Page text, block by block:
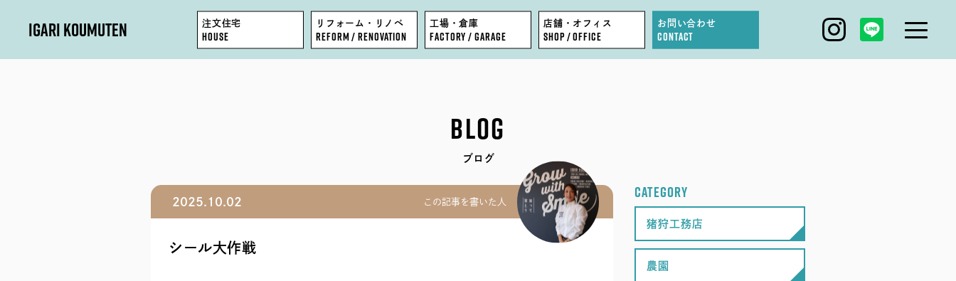
IGARI KOUMUTEN 注文住宅
HOUSE
リフォーム・リノベ
REFORM / RENOVATION
工場・倉庫
FACTORY / GARAGE
店舗・オフィス
SHOP / OFFICE
お問い合わせ
CONTACT
FACTORY / GARAGE
EVENT
SHOP / OFFICE
MODEL HOUSE
BLOG
COMPANY
STAFF
RECRUIT
SEAS0N BY MYSELF
BLOG
ブログ
2025.10.02 この記事を書いた人
シール大作戦
CATEGORY
猪狩工務店
農園